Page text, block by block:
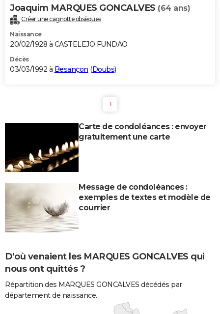
Joaquim MARQUES GONCALVES (64 ans)
Créer une cagnotte obsèques
Naissance
20/02/1928 à CASTELEJO FUNDAO
Décès
03/03/1992 à Besançon (Doubs)
1
Carte de condoléances : envoyer
gratuitement une carte
Message de condoléances :
exemples de textes et modèle de
courrier
D'où venaient les MARQUES GONCALVES qui
nous ont quittés ?
Répartition des MARQUES GONCALVES décédés par
département de naissance.